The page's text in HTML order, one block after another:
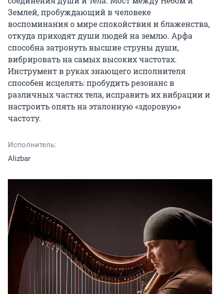
Землей, пробуждающий в человеке
воспоминания о мире спокойствия и блаженства,
откуда приходят души людей на землю. Арфа
способна затронуть высшие струны души,
вибрировать на самых высоких частотах.
Инструмент в руках знающего исполнителя
способен исцелять: пробудить резонанс в
различных частях тела, исправить их вибрации и
настроить опять на эталонную «здоровую»
частоту.
Исполнитель:
Alizbar